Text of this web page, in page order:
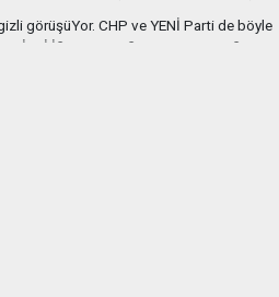
görüşüYor. CHP ve YENİ Parti de böyle
GİZLİ İŞLERE KARŞIYIM VATANDAŞIN